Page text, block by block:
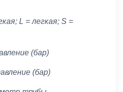
L = легкая; S =
(бар)
(бар)